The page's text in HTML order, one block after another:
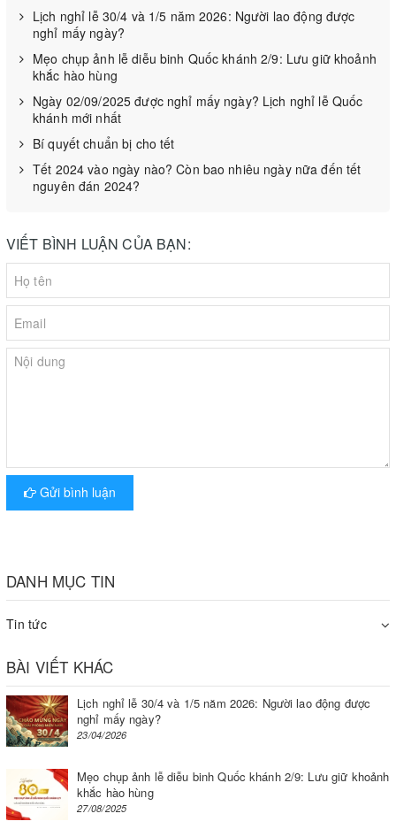
Đọc kỹ tất cả các hướng dẫn.
Không cho phép sử dụng máy làm đồ chơi hoặc cho trẻ em
vận hành.
Không sử dụng thiết bị trên bề mặt ẩm ướt hoặc nóng, hoặc
gần nguồn nhiệt bức xạ.
Luôn sử dụng thiết bị trên bề mặt bằng phẳng.
Không nhúng bất kỳ bộ phận nào của miếng đệm lót, dây
ngắt kết nối bằng cách kéo dây. Luôn rút phích cắm của
máy trước khi vệ sinh và khi không sử dụng thiết bị.
hệ với nhóm hỗ trợ khách hàng của Kim Chí Bảo để biết
thêm thông tin.
mại. Nếu niêm phong liên tục hơn 20 túi, hãy dừng lại và
đợi ít nhất 25 phút trước khi tiếp tục sử dụng máy niêm
phong.
Thiết bị này chỉ dành cho gia đình sử dụng.
Đừng cố gắng tự bảo dưỡng sản phẩm này.
Lịch nghỉ lễ 30/4 và 1/5 năm 2026: Người lao động được
nghỉ mấy ngày?
Mẹo chụp ảnh lễ diễu binh Quốc khánh 2/9: Lưu giữ khoảnh
khắc hào hùng
Ngày 02/09/2025 được nghỉ mấy ngày? Lịch nghỉ lễ Quốc
khánh mới nhất
Bí quyết chuẩn bị cho tết
Tết 2024 vào ngày nào? Còn bao nhiêu ngày nữa đến tết
nguyên đán 2024?
VIẾT BÌNH LUẬN CỦA BẠN:
Gửi bình luận
DANH MỤC TIN
Tin tức
BÀI VIẾT KHÁC
Lịch nghỉ lễ 30/4 và 1/5 năm 2026: Người lao động được
nghỉ mấy ngày?
23/04/2026
Mẹo chụp ảnh lễ diễu binh Quốc khánh 2/9: Lưu giữ khoảnh
khắc hào hùng
27/08/2025